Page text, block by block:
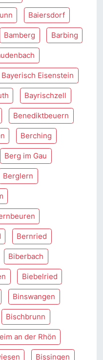
Baiersdorf
Bamberg Barbing
Bayerisch Eisenstein
Bayrischzell
Benediktbeuern
Berching
Berg im Gau
Berglern
Bernried
Biberbach
Biebelried
Binswangen
Bischbrunn
an der Rhön
Bissingen